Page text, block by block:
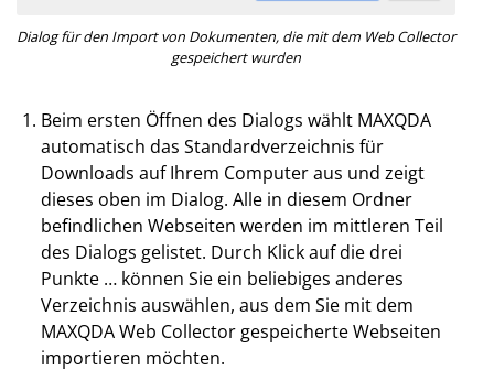
Dialog für den Import von Dokumenten, die mit dem Web Collector
gespeichert wurden
Beim ersten Öffnen des Dialogs wählt MAXQDA
automatisch das Standardverzeichnis für
Downloads auf Ihrem Computer aus und zeigt
dieses oben im Dialog. Alle in diesem Ordner
befindlichen Webseiten werden im mittleren Teil
des Dialogs gelistet. Durch Klick auf die drei
Punkte … können Sie ein beliebiges anderes
Verzeichnis auswählen, aus dem Sie mit dem
MAXQDA Web Collector gespeicherte Webseiten
importieren möchten.